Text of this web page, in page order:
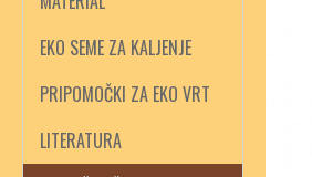
EKO SEME ZA KALJENJE
PRIPOMOČKI ZA EKO VRT
LITERATURA